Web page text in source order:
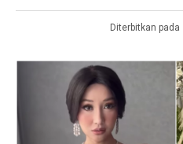
Diterbitkan pada